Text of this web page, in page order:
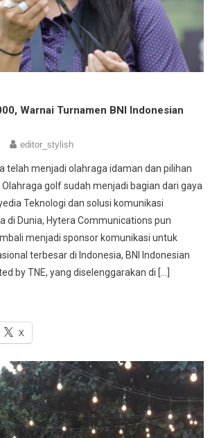
Warnai Turnamen BNI Indonesian
editor_stylish
telah menjadi olahraga idaman dan pilihan
golf sudah menjadi bagian dari gaya
Teknologi dan solusi komunikasi
di Dunia, Hytera Communications pun
menjadi sponsor komunikasi untuk
terbesar di Indonesia, BNI Indonesian
by TNE, yang diselenggarakan di […]
X